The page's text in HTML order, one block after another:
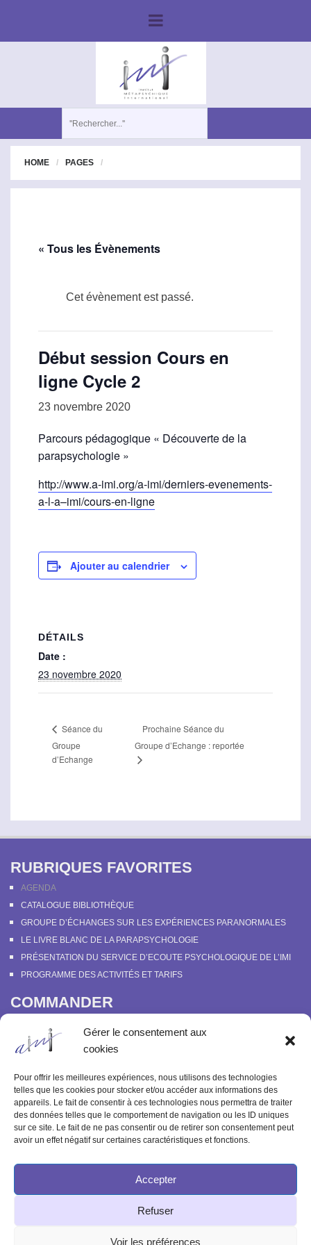
Gérer le consentement aux
cookies
Pour offrir les meilleures expériences, nous utilisons des technologies
telles que les cookies pour stocker et/ou accéder aux informations des
appareils. Le fait de consentir à ces technologies nous permettra de traiter
des données telles que le comportement de navigation ou les ID uniques
sur ce site. Le fait de ne pas consentir ou de retirer son consentement peut
avoir un effet négatif sur certaines caractéristiques et fonctions.
Accepter
Refuser
Voir les préférences
HOME PAGES
« Tous les Évènements
Cet évènement est passé.
Début session Cours en
ligne Cycle 2
23 novembre 2020
Parcours pédagogique « Découverte de la
parapsychologie »
http://www.a-imi.org/a-imi/derniers-evenements-
a-l-a–imi/cours-en-ligne
Ajouter au calendrier
DÉTAILS
Date :
23 novembre 2020
Séance du
Groupe
d’Echange
Prochaine Séance du
Groupe d’Echange : reportée
RUBRIQUES FAVORITES
AGENDA
CATALOGUE BIBLIOTHÈQUE
GROUPE D’ÉCHANGES SUR LES EXPÉRIENCES PARANORMALES
LE LIVRE BLANC DE LA PARAPSYCHOLOGIE
PRÉSENTATION DU SERVICE D’ECOUTE PSYCHOLOGIQUE DE L’IMI
PROGRAMME DES ACTIVITÉS ET TARIFS
COMMANDER
SOUTENIR L’INSTITUT MÉTAPSYCHIQUE
COMMANDER OU FEUILLETER “LE BULLETIN MÉTAPSYCHIQUE” ET
“MÉTAPSYCHIQUE”
ARCHIVES
ACTIVITÉS PASSÉES
© 2003-2025 INSTITUT MÉTAPSYCHIQUE
INTERNATIONAL
51 rue de l'Aqueduc 75010 Paris - Tél : 09 83 68 23 85